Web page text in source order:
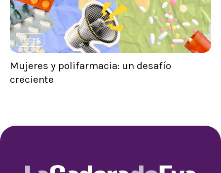
VOCES
Mujeres y polifarmacia: un desafío
creciente